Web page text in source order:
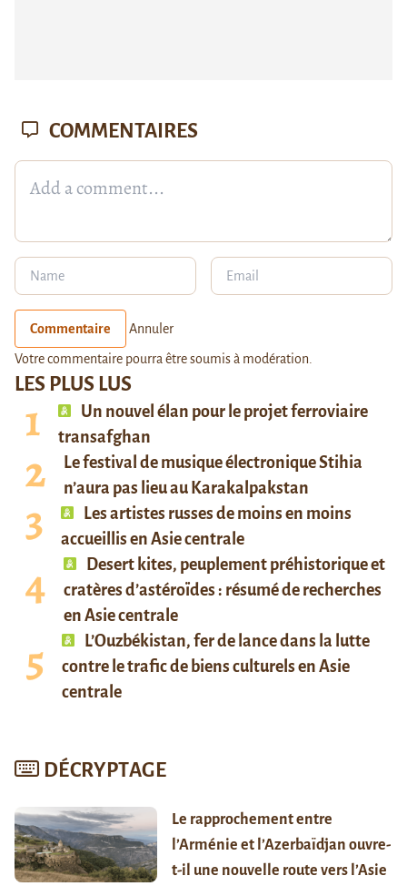
LES PLUS LUS
Un nouvel élan pour le projet ferroviaire
transafghan
Le festival de musique électronique Stihia
n’aura pas lieu au Karakalpakstan
Les artistes russes de moins en moins
accueillis en Asie centrale
Desert kites, peuplement préhistorique et
cratères d’astéroïdes : résumé de recherches
en Asie centrale
L’Ouzbékistan, fer de lance dans la lutte
contre le trafic de biens culturels en Asie
centrale
DÉCRYPTAGE
Le rapprochement entre
l’Arménie et l’Azerbaïdjan ouvre-
t-il une nouvelle route vers l’Asie
COMMENTAIRES
Commentaire Annuler
Votre commentaire pourra être soumis à modération.